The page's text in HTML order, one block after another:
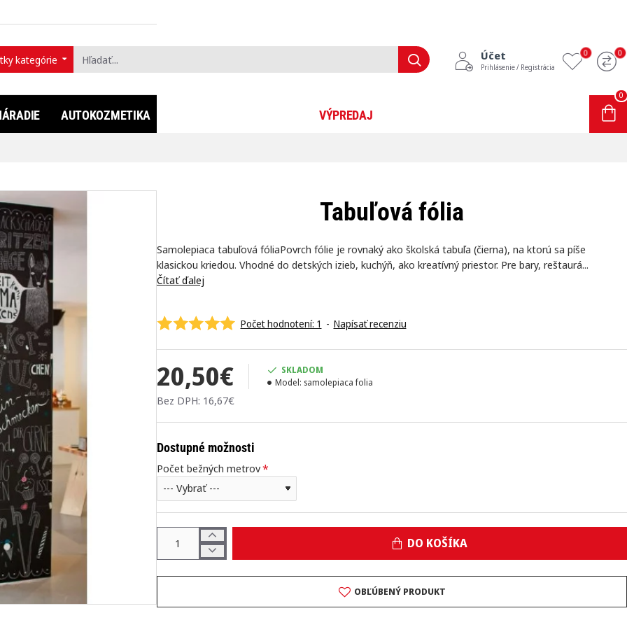
kategórie Účet
Prihlásenie / Registrácia
0 0
AUTOKOZMETIKA VÝPREDAJ
0
Tabuľová fólia
Samolepiaca tabuľová fóliaPovrch fólie je rovnaký ako školská tabuľa (čierna), na ktorú sa píše
klasickou kriedou. Vhodné do detských izieb, kuchýň, ako kreatívný priestor. Pre bary, reštaurá...
Čítať ďalej
Počet hodnotení: 1 - Napísať recenziu
20,50€
Bez DPH: 16,67€
SKLADOM
Model: samolepiaca folia
Dostupné možnosti
Počet bežných metrov
DO KOŠÍKA
OBĽÚBENÝ PRODUKT